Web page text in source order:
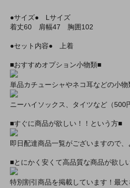
●サイズ● Lサイズ
着丈60 肩幅47 胸囲102
●セット内容● 上着
■おすすめオプション小物類■
単品カチューシャやネコ耳などの小物
ニーハイソックス、タイツなど（500
■すぐに商品が欲しい！！という方■
即日配達商品一覧がございますので
■とにかく安くて高品質な商品が欲し
特別割引商品を掲載しています！最